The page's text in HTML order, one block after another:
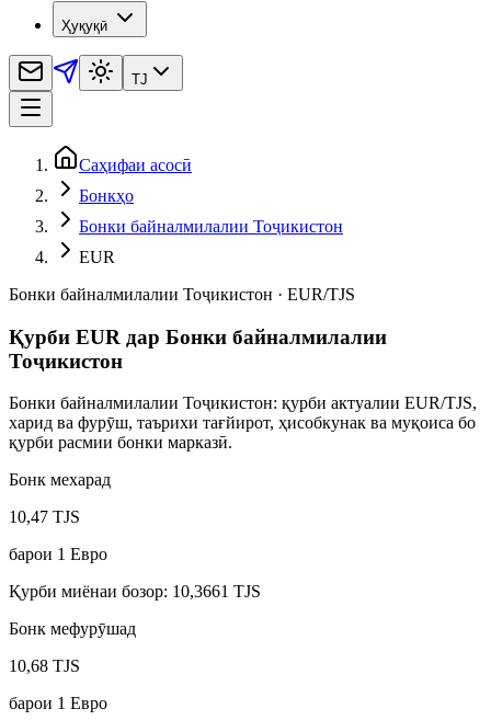
Ҳуқуқӣ
TJ
Саҳифаи асосӣ
Бонкҳо
Бонки байналмилалии Тоҷикистон
EUR
Бонки байналмилалии Тоҷикистон · EUR/TJS
Қурби EUR дар Бонки байналмилалии
Тоҷикистон
Бонки байналмилалии Тоҷикистон: қурби актуалии EUR/TJS,
харид ва фурӯш, таърихи тағйирот, ҳисобкунак ва муқоиса бо
қурби расмии бонки марказӣ.
Бонк мехарад
10,47 TJS
барои 1 Евро
Қурби миёнаи бозор: 10,3661 TJS
Бонк мефурӯшад
10,68 TJS
барои 1 Евро